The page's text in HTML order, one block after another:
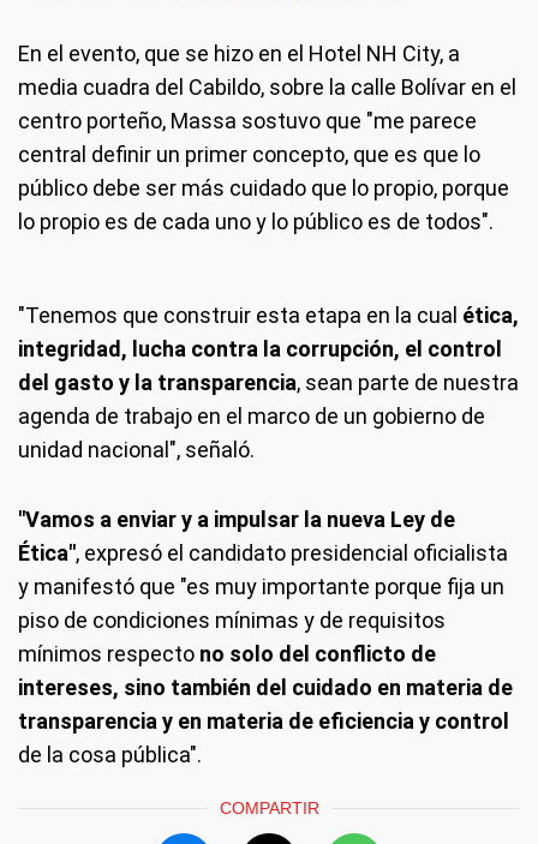
En el evento, que se hizo en el Hotel NH City, a
media cuadra del Cabildo, sobre la calle Bolívar en el
centro porteño, Massa sostuvo que "me parece
central definir un primer concepto, que es que lo
público debe ser más cuidado que lo propio, porque
lo propio es de cada uno y lo público es de todos".
"Tenemos que construir esta etapa en la cual ética,
integridad, lucha contra la corrupción, el control
del gasto y la transparencia, sean parte de nuestra
agenda de trabajo en el marco de un gobierno de
unidad nacional", señaló.
"Vamos a enviar y a impulsar la nueva Ley de
Ética", expresó el candidato presidencial oficialista
y manifestó que "es muy importante porque fija un
piso de condiciones mínimas y de requisitos
mínimos respecto no solo del conflicto de
intereses, sino también del cuidado en materia de
transparencia y en materia de eficiencia y control
de la cosa pública".
COMPARTIR